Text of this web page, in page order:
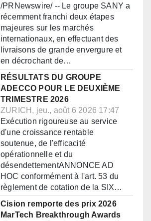
/PRNewswire/ -- Le groupe SANY a
récemment franchi deux étapes
majeures sur les marchés
internationaux, en effectuant des
livraisons de grande envergure et
en décrochant de…
RÉSULTATS DU GROUPE
ADECCO POUR LE DEUXIÈME
TRIMESTRE 2026
ZURICH, jeu., août 6 2026 17:47
Exécution rigoureuse au service
d'une croissance rentable
soutenue, de l'efficacité
opérationnelle et du
désendettementANNONCE AD
HOC conformément à l'art. 53 du
règlement de cotation de la SIX…
Cision remporte des prix 2026
MarTech Breakthrough Awards